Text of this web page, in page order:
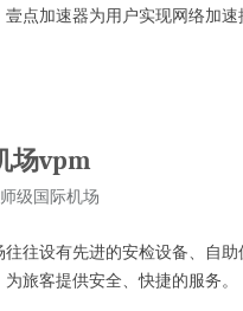
点加速器为用户实现网络加
场vpm
级国际机场
往设有先进的安检设备、自助
旅客提供安全、快捷的服务。